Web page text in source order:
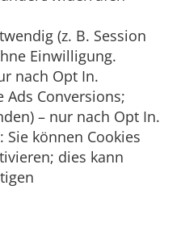
(z. B. Session
Einwilligung.
nach Opt In.
Ads Conversions;
– nur nach Opt In.
können Cookies
dies kann